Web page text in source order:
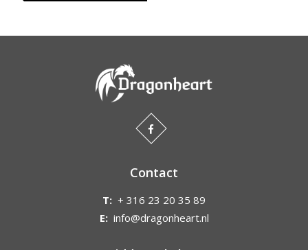
Contact
T: + 316 23 20 35 89
E: info@dragonheart.nl